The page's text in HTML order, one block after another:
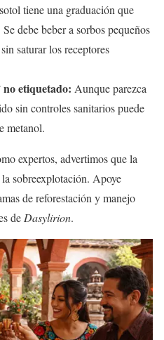
tiene una graduación que
debe beber a sorbos pequeños
saturar los receptores
etiquetado: Aunque parezca
sin controles sanitarios puede
metanol.
expertos, advertimos que la
sobreexplotación. Apoye
de reforestación y manejo
de Dasylirion.